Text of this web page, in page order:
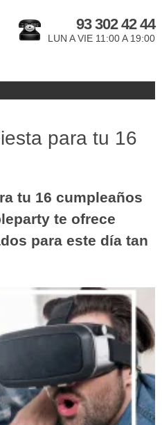
93 302 42 44
LUN A VIE 11:00 A 19:00
para tu 16
tu 16 cumpleaños
te ofrece
para este día tan